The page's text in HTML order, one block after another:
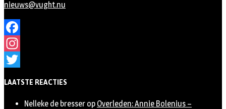
nieuws@vught.nu
Facebook
Instagram
LAATSTE REACTIES
Nelleke de bresser op Overleden: Annie Bolenius –